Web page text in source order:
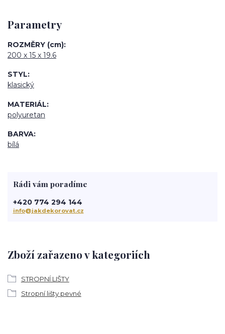
Parametry
ROZMĚRY (cm)
200 x 15 x 19.6
STYL
klasický
MATERIÁL
polyuretan
BARVA
bílá
Zboží zařazeno v kategoriích
STROPNÍ LIŠTY
Stropní lišty pevné
Rádi vám poradíme
+420 774 294 144
info@jakdekorovat.cz